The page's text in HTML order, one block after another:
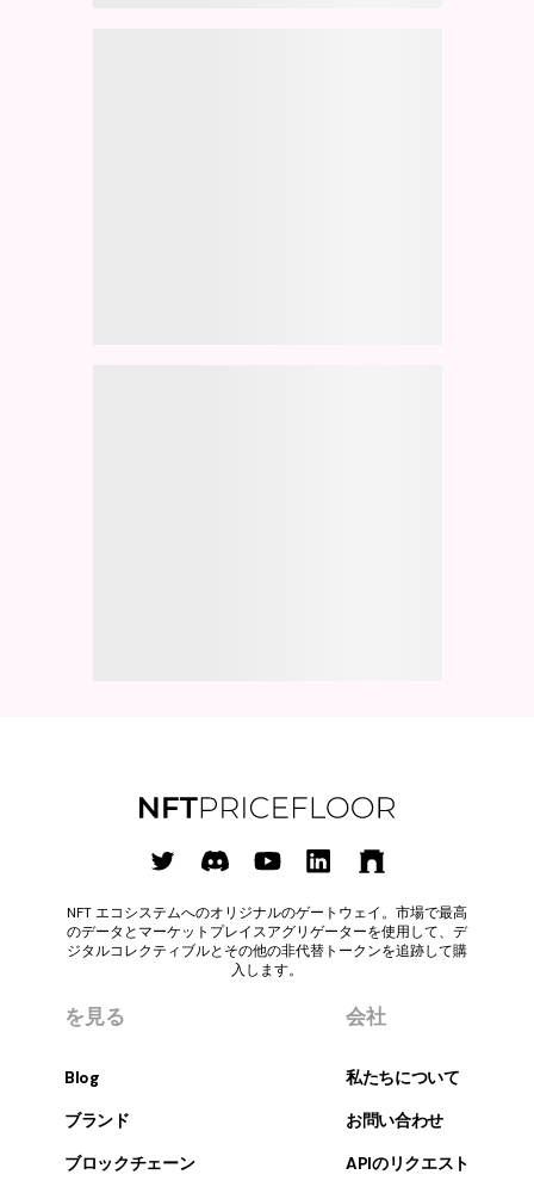
NFT エコシステムへのオリジナルのゲートウェイ。市場で最高
のデータとマーケットプレイスアグリゲーターを使用して、デ
ジタルコレクティブルとその他の非代替トークンを追跡して購
入します。
を見る
Blog
ブランド
ブロックチェーン
会社
私たちについて
お問い合わせ
APIのリクエスト